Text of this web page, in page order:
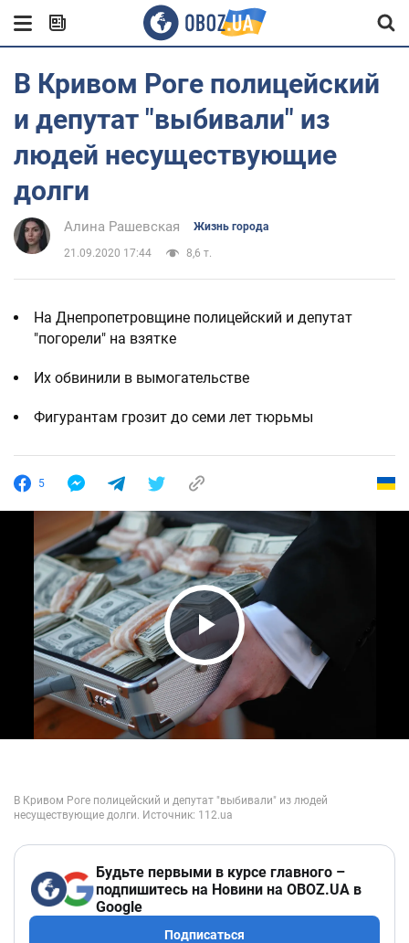
В Кривом Роге полицейский
и депутат "выбивали" из
людей несуществующие
долги
Алина Рашевская Жизнь города
21.09.2020 17:44 8,6 т.
На Днепропетровщине полицейский и депутат
"погорели" на взятке
Их обвинили в вымогательстве
Фигурантам грозит до семи лет тюрьмы
5
Play Video
Будьте первыми в курсе главного –
подпишитесь на Новини на OBOZ.UA в
Google
Подписаться